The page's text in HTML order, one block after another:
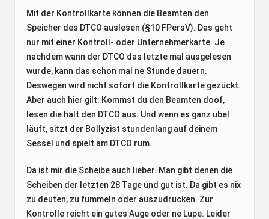
Mit der Kontrollkarte können die Beamten den
Speicher des DTCO auslesen (§10 FPersV). Das geht
nur mit einer Kontroll- oder Unternehmerkarte. Je
nachdem wann der DTCO das letzte mal ausgelesen
wurde, kann das schon mal ne Stunde dauern.
Deswegen wird nicht sofort die Kontrollkarte gezückt.
Aber auch hier gilt: Kommst du den Beamten doof,
lesen die halt den DTCO aus. Und wenn es ganz übel
läuft, sitzt der Bollyzist stundenlang auf deinem
Sessel und spielt am DTCO rum.
Da ist mir die Scheibe auch lieber. Man gibt denen die
Scheiben der letzten 28 Tage und gut ist. Da gibt es nix
zu deuten, zu fummeln oder auszudrucken. Zur
Kontrolle reicht ein gutes Auge oder ne Lupe. Leider